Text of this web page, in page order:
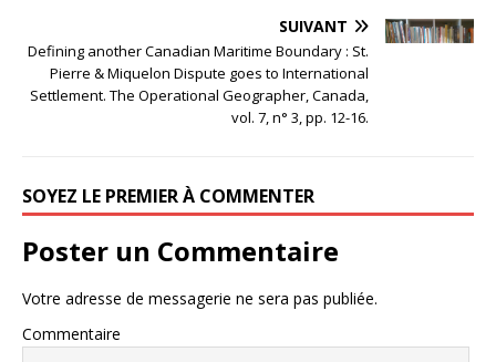
SUIVANT
Defining another Canadian Maritime Boundary : St.
Pierre & Miquelon Dispute goes to International
Settlement. The Operational Geographer, Canada,
vol. 7, n° 3, pp. 12-16.
SOYEZ LE PREMIER À COMMENTER
Poster un Commentaire
Votre adresse de messagerie ne sera pas publiée.
Commentaire